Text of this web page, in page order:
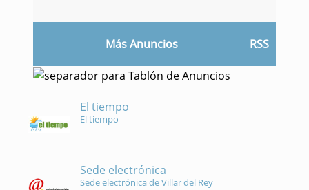
Más Anuncios RSS
El tiempo
El tiempo
Sede electrónica
Sede electrónica de Villar del Rey